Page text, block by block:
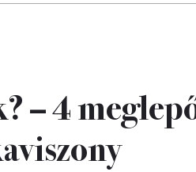
– 4